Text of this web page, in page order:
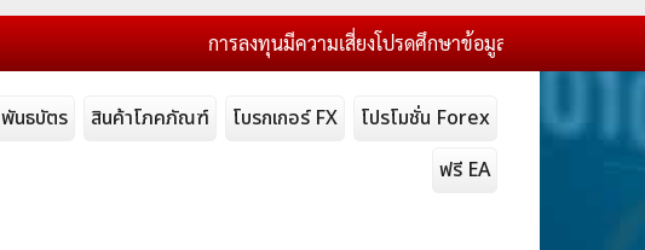
การลงทุนมีความเสี่ยงโปรดศึกษาข้อมูลก่อนการตัดสินใจลงทุ
พันธบัตร สินค้าโภคภัณฑ์ โบรกเกอร์ FX
โปรโมชั่น Forex
ฟรี EA